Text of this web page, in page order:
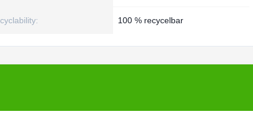
100 % recycelbar